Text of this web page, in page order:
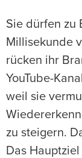
Sie dürfen zu
Millisekunde
rücken ihr
YouTube-
weil sie
zu steigern.
Das